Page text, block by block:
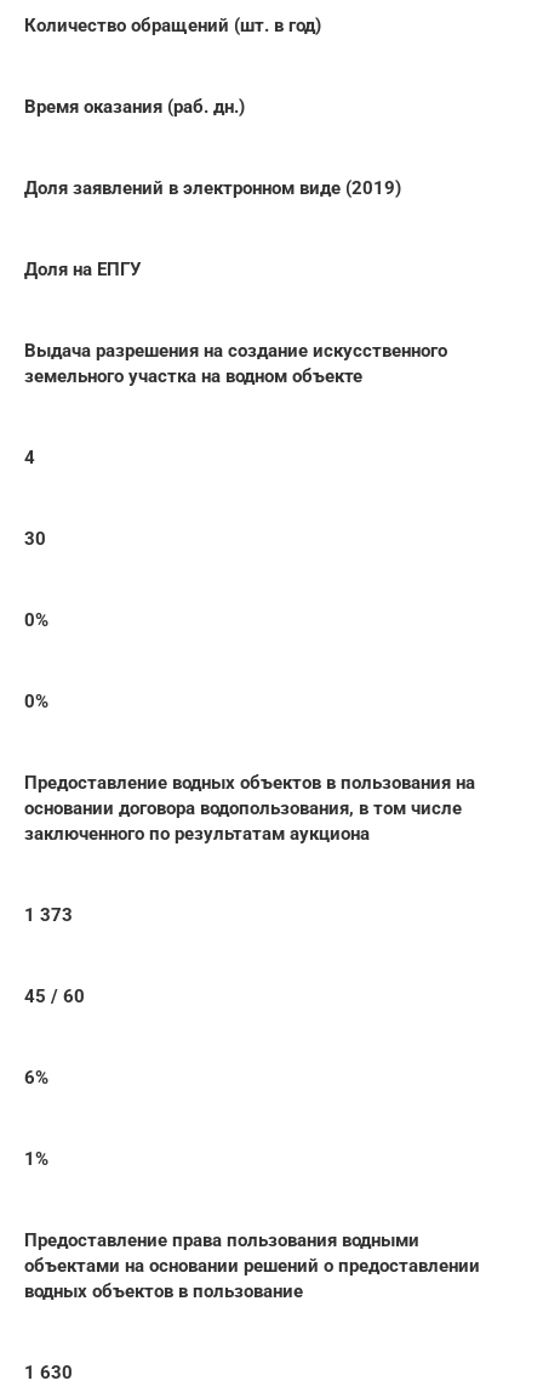
Количество обращений (шт. в год)
Время оказания (раб. дн.)
Доля заявлений в электронном виде (2019)
Доля на ЕПГУ
Выдача разрешения на создание искусственного
земельного участка на водном объекте
4
30
0%
0%
Предоставление водных объектов в пользования на
основании договора водопользования, в том числе
заключенного по результатам аукциона
1 373
45 / 60
6%
1%
Предоставление права пользования водными
объектами на основании решений о предоставлении
водных объектов в пользование
1 630